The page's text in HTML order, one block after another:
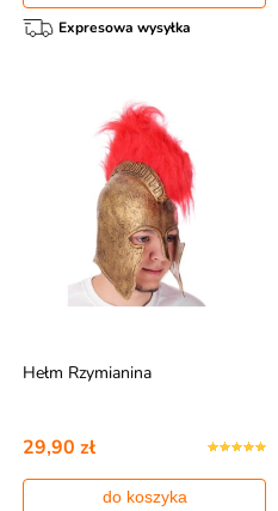
Expresowa wysyłka
Hełm Rzymianina
29,90 zł
do koszyka